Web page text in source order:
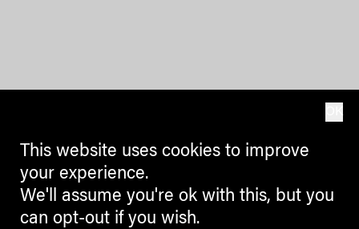
This website uses cookies to improve
your experience.
We'll assume you're ok with this, but you
can opt-out if you wish.